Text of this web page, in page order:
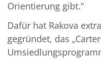
Orientierung gibt.“
Dafür hat Rakova
gegründet, das